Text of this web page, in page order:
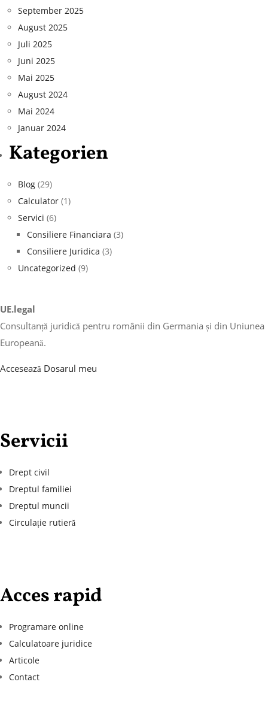
September 2025
August 2025
Juli 2025
Juni 2025
Mai 2025
August 2024
Mai 2024
Januar 2024
Kategorien
Blog (29)
Calculator (1)
Servici (6)
Consiliere Financiara (3)
Consiliere Juridica (3)
Uncategorized (9)
UE.legal
Consultanță juridică pentru românii din Germania și din Uniunea
Europeană.
Accesează Dosarul meu
Servicii
Drept civil
Dreptul familiei
Dreptul muncii
Circulație rutieră
Acces rapid
Programare online
Calculatoare juridice
Articole
Contact